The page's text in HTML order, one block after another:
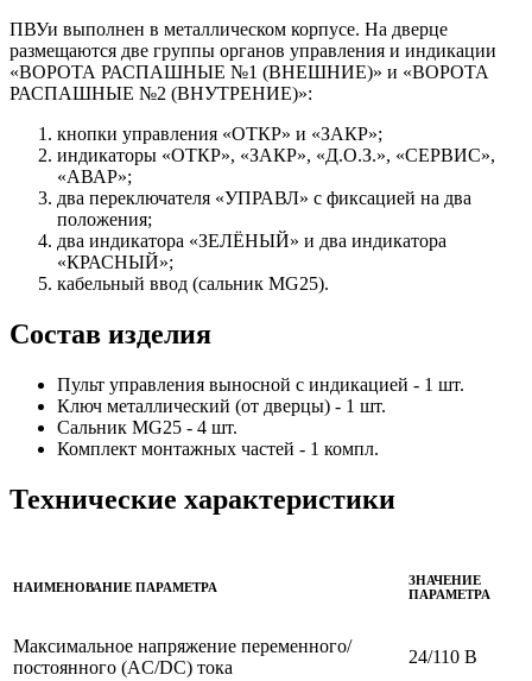
ПВУи выполнен в металлическом корпусе. На дверце
размещаются две группы органов управления и индикации
«ВОРОТА РАСПАШНЫЕ №1 (ВНЕШНИЕ)» и «ВОРОТА
РАСПАШНЫЕ №2 (ВНУТРЕНИЕ)»:
кнопки управления «ОТКР» и «ЗАКР»;
индикаторы «ОТКР», «ЗАКР», «Д.О.З.», «СЕРВИС»,
«АВАР»;
два переключателя «УПРАВЛ» с фиксацией на два
положения;
два индикатора «ЗЕЛЁНЫЙ» и два индикатора
«КРАСНЫЙ»;
кабельный ввод (сальник MG25).
Состав изделия
Пульт управления выносной с индикацией - 1 шт.
Ключ металлический (от дверцы) - 1 шт.
Сальник MG25 - 4 шт.
Комплект монтажных частей - 1 компл.
Технические характеристики
НАИМЕНОВАНИЕ ПАРАМЕТРА
ЗНАЧЕНИЕ
ПАРАМЕТРА
Максимальное напряжение переменного/
постоянного (AC/DC) тока
24/110 В